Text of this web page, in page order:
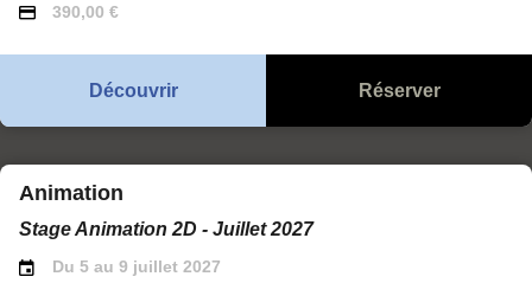
390,00 €
Découvrir Réserver
Animation
Stage Animation 2D - Juillet 2027
Du 5 au 9 juillet 2027